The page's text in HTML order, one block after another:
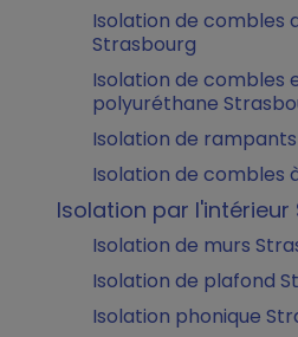
Isolation de combles
Strasbourg
Isolation de combles
polyuréthane
Isolation de
Isolation de combles
Isolation par
Isolation de murs
Isolation de plafond
Isolation phonique